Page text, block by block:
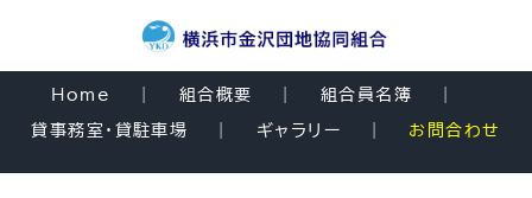
content
Home 組合概要 組合員名簿
貸事務室・貸駐車場 ギャラリー お問合わせ